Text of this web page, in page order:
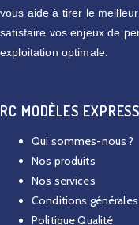
vous aide à tirer le
satisfaire vos enjeux de
exploitation optimale.
RC MODÈLES EXPRESS
Qui sommes-nous ?
Nos produits
Nos services
Conditions
Politique Qualité